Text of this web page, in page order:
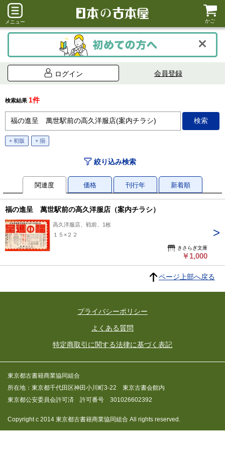
メニュー かご
ログイン 会員登録
検索結果 1件
+ 初版 + 揃
絞り込み検索
関連度 価格 刊行年 新着順
福の進呈 萬世駅前の高久洋服店（案内チラシ）
高久洋服店、戦前、1枚
１５×２２
きさらぎ文庫
￥1,000
ページ上部へ戻る
プライバシーポリシー
よくある質問
特定商取引に関する法律に基づく表記
東京都古書籍商業協同組合
所在地：東京都千代田区神田小川町3-22 東京古書会館内
東京都公安委員会許可済 許可番号 301026602392
Copyright c 2014 東京都古書籍商業協同組合 All rights reserved.